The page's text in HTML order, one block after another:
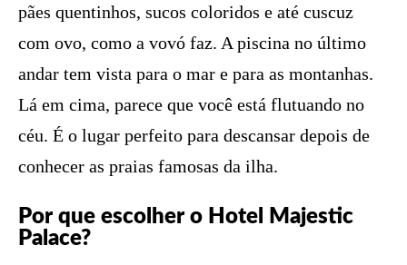
pães quentinhos, sucos coloridos e até cuscuz
com ovo, como a vovó faz. A piscina no último
andar tem vista para o mar e para as montanhas.
Lá em cima, parece que você está flutuando no
céu. É o lugar perfeito para descansar depois de
conhecer as praias famosas da ilha.
Por que escolher o Hotel Majestic
Palace?